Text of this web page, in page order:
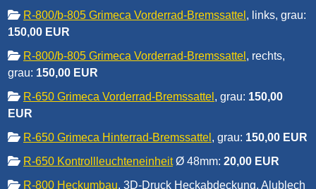
R-800/b-805 Grimeca Vorderrad-Bremssattel , links, grau:
150,00 EUR
R-800/b-805 Grimeca Vorderrad-Bremssattel , rechts,
grau: 150,00 EUR
R-650 Grimeca Vorderrad-Bremssattel , grau: 150,00
EUR
R-650 Grimeca Hinterrad-Bremssattel , grau: 150,00 EUR
R-650 KontrollleuchteneinheitØ 48mm: 20,00 EUR
R-800 Heckumbau, 3D-Druck Heckabdeckung, Alublech